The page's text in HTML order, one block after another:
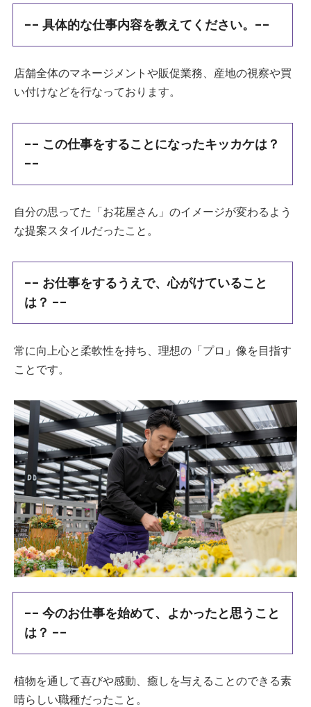
-- 具体的な仕事内容を教えてください。--
店舗全体のマネージメントや販促業務、産地の視察や買
い付けなどを行なっております。
-- この仕事をすることになったキッカケは？
--
自分の思ってた「お花屋さん」のイメージが変わるよう
な提案スタイルだったこと。
-- お仕事をするうえで、心がけていること
は？ --
常に向上心と柔軟性を持ち、理想の「プロ」像を目指す
ことです。
-- 今のお仕事を始めて、よかったと思うこと
は？ --
植物を通して喜びや感動、癒しを与えることのできる素
晴らしい職種だったこと。